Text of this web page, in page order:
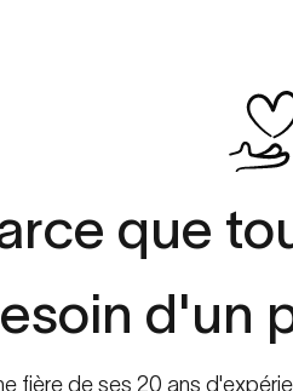
que
d'un
fière de ses 20 ans